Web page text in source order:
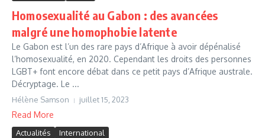
Homosexualité au Gabon : des avancées
malgré une homophobie latente
Le Gabon est l’un des rare pays d’Afrique à avoir dépénalisé
l’homosexualité, en 2020. Cependant les droits des personnes
LGBT+ font encore débat dans ce petit pays d’Afrique australe.
Décryptage. Le ...
Hélène Samson juillet 15, 2023
Read More
Actualités International